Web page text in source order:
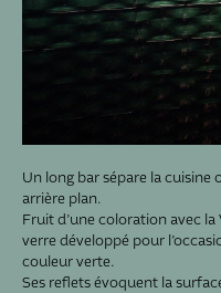
Un long bar sépare la cuisine
arrière plan.
Fruit d’une coloration avec la
verre développé pour
couleur verte.
Ses reflets évoquent la